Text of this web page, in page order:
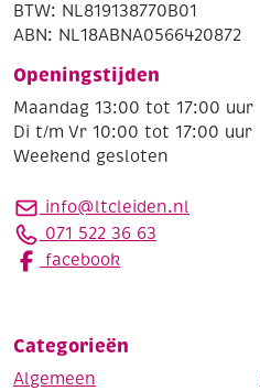
BTW: NL819138770B01
ABN: NL18ABNA0566420872
Openingstijden
Maandag 13:00 tot 17:00 uur
Di t/m Vr 10:00 tot 17:00 uur
Weekend gesloten
info@ltcleiden.nl
071 522 36 63
facebook
Categorieën
Algemeen